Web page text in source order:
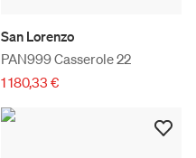
San Lorenzo
PAN999 Casserole 22
1 180,33 €